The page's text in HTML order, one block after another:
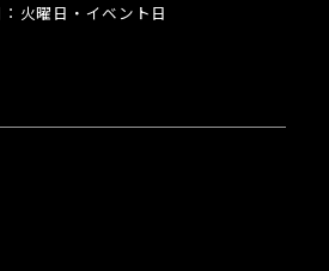
火曜日・イベント日